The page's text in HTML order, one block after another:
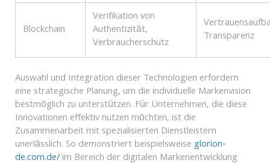
Blockchain
Verifikation von
Authentizität,
Verbraucherschutz
Transparenz
Auswahl und Integration dieser Technologien erfordern
eine strategische Planung, um die individuelle Markenvision
bestmöglich zu unterstützen. Für Unternehmen, die diese
Innovationen effektiv nutzen möchten, ist die
Zusammenarbeit mit spezialisierten Dienstleistern
unerlässlich. So demonstriert beispielsweiseglorion-
de.com.de/im Bereich der digitalen Markenentwicklung